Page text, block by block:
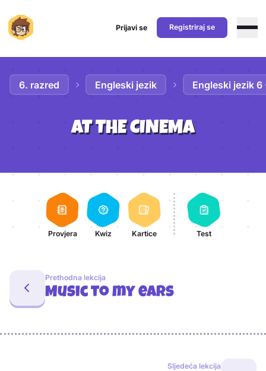
Prijavi se Registriraj se
6. razred Engleski jezik Engleski jezik 6
AT THE CINEMA
Aktivnosti lekcije
Provjera Kwiz Kartice Test
Prethodna lekcija
Music to my ears
Sljedeća lekcija